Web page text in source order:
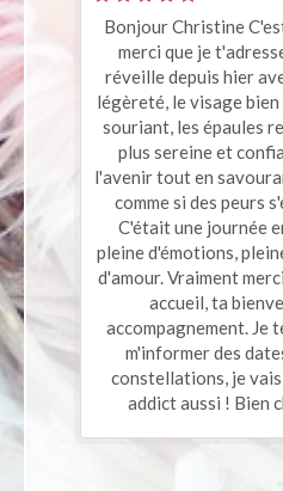
Bonjour Christine
merci que je
réveille depuis hier
légèreté, le visage
souriant, les épaules
plus sereine et
l'avenir tout en
comme si des peurs
C'était une journée
pleine d'émotions,
d'amour. Vraiment
accueil, ta
accompagnement. Je
m'informer des
constellations, je
addict aussi ! Bien